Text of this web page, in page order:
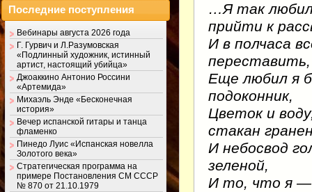
…Я так
прийти к
И в полчаса
переставить,
Еще любил я
подоконник,
Цветок и
стакан
И небосвод
зеленой,
И то, что я —
Последние поступления
Вебинары августа 2026 года
Г. Гурвич и Л.Разумовская
«Подлинный художник, истинный
артист, настоящий убийца»
Джоаккино Антонио Россини
«Артемида»
Михаэль Энде «Бесконечная
история»
Вечер испанской гитары и танца
фламенко
Пинедо Луис «Испанская новелла
Золотого века»
Стратегическая программа на
примере Постановления СМ СССР
№ 870 от 21.10.1979